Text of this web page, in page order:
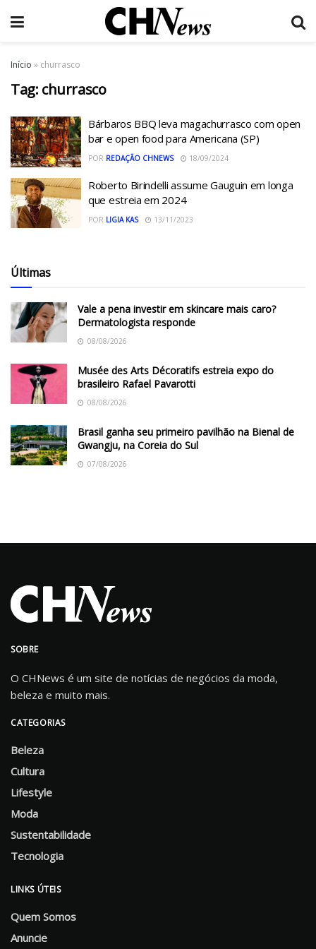
Início » churrasco
Tag: churrasco
Bárbaros BBQ leva magachurrasco com open
bar e open food para Americana (SP)
POR REDAÇÃO CHNEWS 18/09/2024
Roberto Birindelli assume Gauguin em longa
que estreia em 2024
POR LIGIA KAS 13/11/2023
Últimas
Vale a pena investir em skincare mais caro?
Dermatologista responde
08/08/2026
Musée des Arts Décoratifs estreia expo do
brasileiro Rafael Pavarotti
08/08/2026
Brasil ganha seu primeiro pavilhão na Bienal de
Gwangju, na Coreia do Sul
07/08/2026
SOBRE
O CHNews é um site de notícias de negócios da moda,
beleza e muito mais.
CATEGORIAS
Beleza
Cultura
Lifestyle
Moda
Sustentabilidade
Tecnologia
LINKS ÚTEIS
Quem Somos
Anuncie